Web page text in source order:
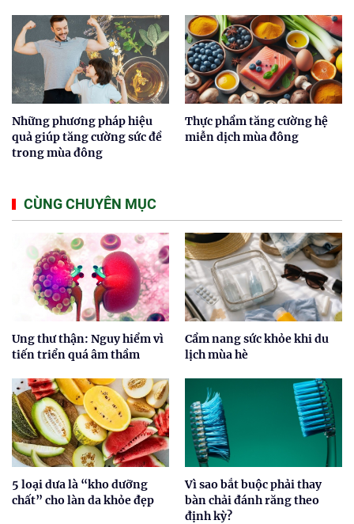
Những phương pháp hiệu
quả giúp tăng cường sức đề
trong mùa đông
Thực phẩm tăng cường hệ
miễn dịch mùa đông
CÙNG CHUYÊN MỤC
Ung thư thận: Nguy hiểm vì
tiến triển quá âm thầm
Cẩm nang sức khỏe khi du
lịch mùa hè
5 loại dưa là “kho dưỡng
chất” cho làn da khỏe đẹp
Vì sao bắt buộc phải thay
bàn chải đánh răng theo
định kỳ?